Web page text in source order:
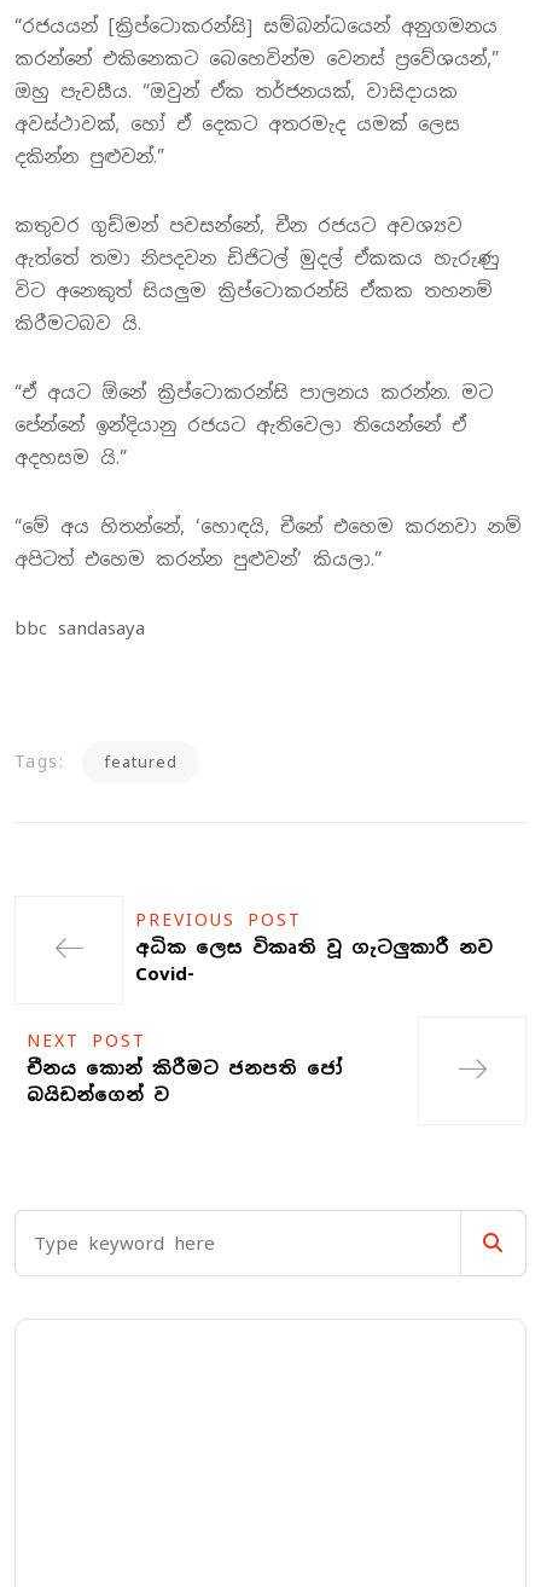
“රජයයන් [ක්‍රිප්ටොකරන්සි] සම්බන්ධයෙන් අනුගමනය
කරන්නේ එකිනෙකට බෙහෙවින්ම වෙනස් ප්‍රවේශයන්,”
ඔහු පැවසීය. “ඔවුන් ඒක තර්ජනයක්, වාසිදායක
අවස්ථාවක්, හෝ ඒ දෙකට අතරමැද යමක් ලෙස
දකින්න පුළුවන්.”
කතුවර ගුඩ්මන් පවසන්නේ, චීන රජයට අවශ්‍යව
ඇත්තේ තමා නිපදවන ඩිජිටල් මුදල් ඒකකය හැරුණු
විට අනෙකුත් සියලුම ක්‍රිප්ටොකරන්සි ඒකක තහනම්
කිරීමටබව යි.
“ඒ අයට ඕනේ ක්‍රිප්ටොකරන්සි පාලනය කරන්න. මට
පේන්නේ ඉන්දියානු රජයට ඇතිවෙලා තියෙන්නේ ඒ
අදහසම යි.”
“මේ අය හිතන්නේ, ‘හොඳයි, චීනේ එහෙම කරනවා නම්
අපිටත් එහෙම කරන්න පුළුවන්’ කියලා.”
bbc sandasaya
Tags: featured
PREVIOUS POST
අධික ලෙස විකෘති වූ ගැටලුකාරී නව
Covid-
NEXT POST
චීනය කොන් කිරීමට ජනපති ජෝ
බයිඩන්ගෙන් ව